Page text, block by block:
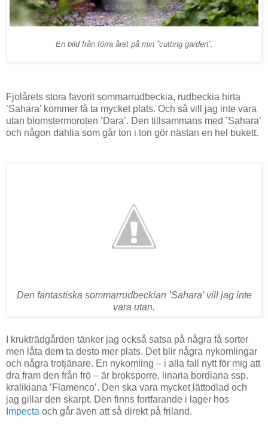
En bild från förra året på min ”cutting garden”.
Fjolårets stora favorit sommarrudbeckia, rudbeckia hirta
’Sahara’ kommer få ta mycket plats. Och så vill jag inte vara
utan blomstermoroten ’Dara’. Den tillsammans med ’Sahara’
och någon dahlia som går ton i ton gör nästan en hel bukett.
Den fantastiska sommarrudbeckian ’Sahara’ vill jag inte
vara utan.
I krukträdgården tänker jag också satsa på några få sorter
men låta dem ta desto mer plats. Det blir några nykomlingar
och några trotjänare. En nykomling – i alla fall nytt för mig att
dra fram den från frö – är broksporre, linaria bordiana ssp.
kralikiana ’Flamenco’. Den ska vara mycket lättodlad och
jag gillar den skarpt. Den finns fortfarande i lager hos
Impecta och går även att så direkt på friland.